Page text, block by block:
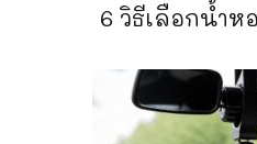
6 วิธีเลือกน้ำ